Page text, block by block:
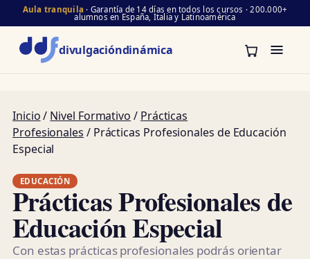
Aula tranquila · Garantía de 14 días en todos los cursos · 200.000+
alumnos en España, Italia y Latinoamérica
divulgacióndinámica
Inicio/ Nivel Formativo / Prácticas
Profesionales / Prácticas Profesionales de Educación
Especial
EDUCACIÓN
Prácticas Profesionales de
Educación Especial
Con estas prácticas profesionales podrás orientar